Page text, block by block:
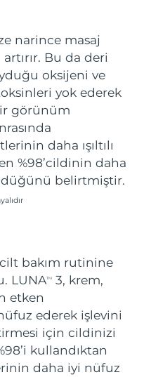
narince masaj
Bu da deri
oksijeni ve
yok ederek
görünüm
daha ışıltılı
%98’cildinin daha
belirtmiştir.
bakım rutinine
LUNATM
3, krem,
etken
ederek işlevini
için cildinizi
kullandıktan
daha iyi nüfuz